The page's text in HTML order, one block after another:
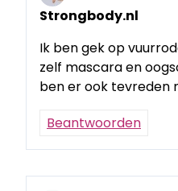
Strongbody.nl
Ik ben gek op
zelf mascara en
ben er ook tevreden
Beantwoorden